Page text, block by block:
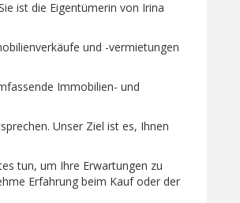
ist die Eigentümerin von Irina
und -vermietungen
Immobilien- und
Unser Ziel ist es, Ihnen
tun, um Ihre Erwartungen zu
Erfahrung beim Kauf oder der